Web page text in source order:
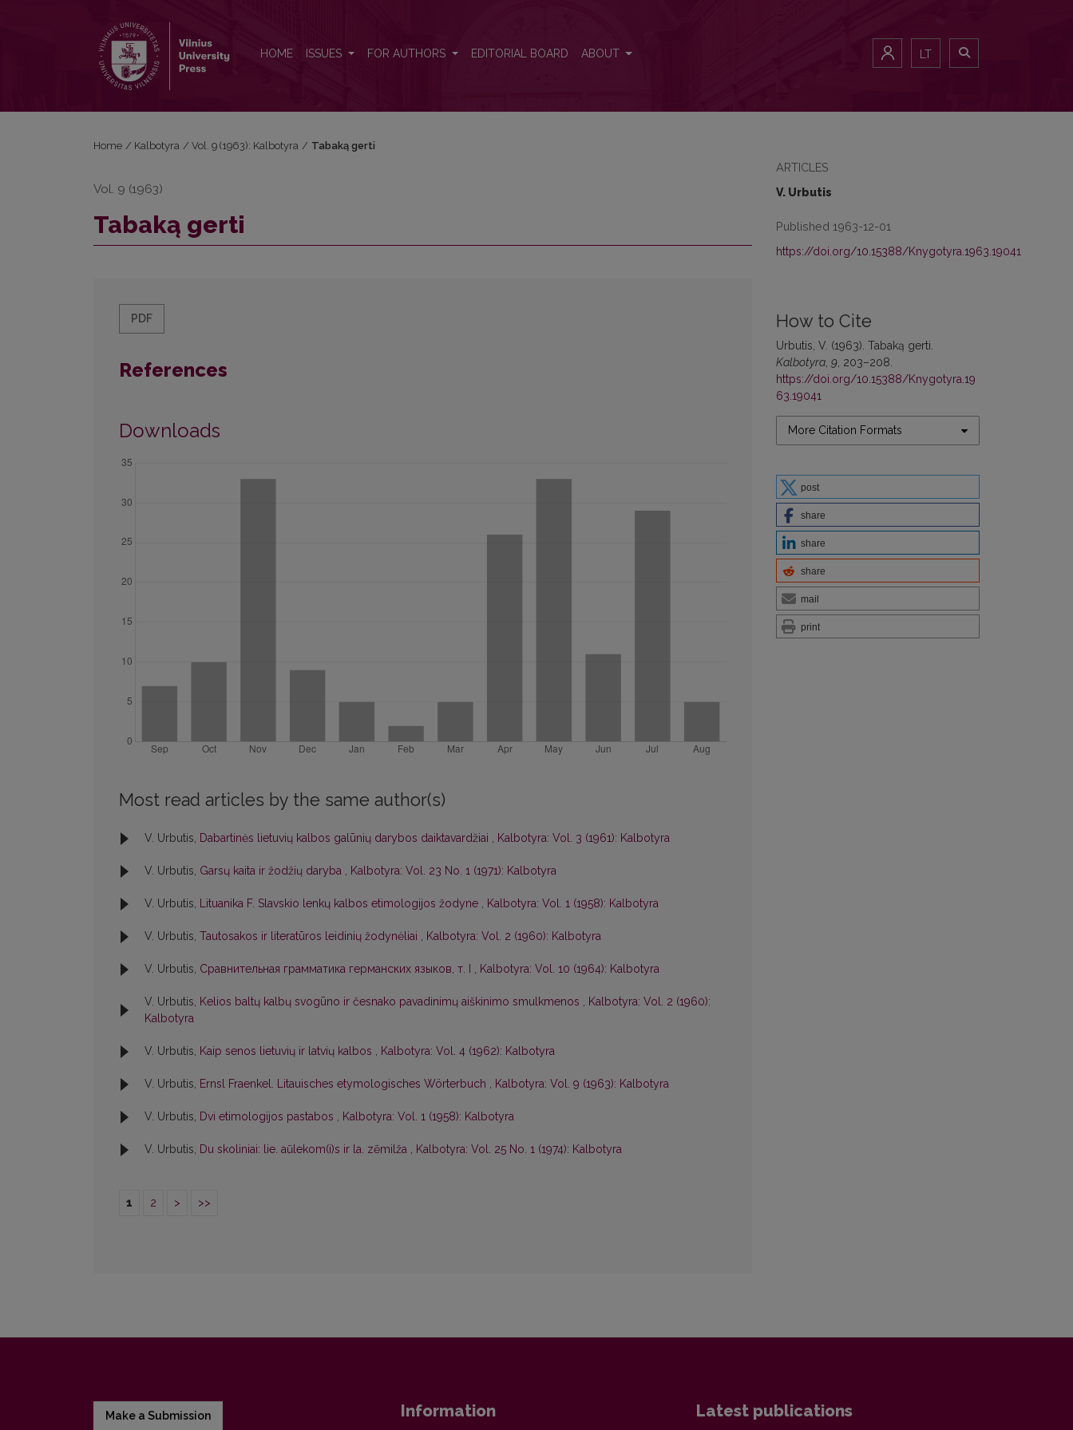
HOME ISSUES FOR AUTHORS EDITORIAL BOARD ABOUT LT
ARTICLES
V. Urbutis
Published 1963-12-01
https://doi.org/10.15388/Knygotyra.1963.19041
How to Cite
Urbutis, V. (1963). Tabaką gerti.
Kalbotyra 9 , 203–208.
https://doi.org/10.15388/Knygotyra.19
63.19041
More Citation Formats
post
share
share
share
mail
print
Home / Kalbotyra / Vol. 9 (1963): Kalbotyra / Tabaką gerti
Vol. 9 (1963)
Tabaką gerti
PDF
References
Downloads
Most read articles by the same author(s)
V. Urbutis, Dabartinės lietuvių kalbos galūnių darybos daiktavardžiai , Kalbotyra: Vol. 3 (1961): Kalbotyra
V. Urbutis, Garsų kaita ir žodžių daryba , Kalbotyra: Vol. 23 No. 1 (1971): Kalbotyra
V. Urbutis, Lituanika F. Slavskio lenkų kalbos etimologijos žodyne , Kalbotyra: Vol. 1 (1958): Kalbotyra
V. Urbutis, Tautosakos ir literatūros leidinių žodynėliai , Kalbotyra: Vol. 2 (1960): Kalbotyra
V. Urbutis, Сравнительная грамматика германских языков, т. I , Kalbotyra: Vol. 10 (1964): Kalbotyra
V. Urbutis, Kelios baltų kalbų svogūno ir česnako pavadinimų aiškinimo smulkmenos , Kalbotyra: Vol. 2 (1960):
Kalbotyra
V. Urbutis, Kaip senos lietuvių ir latvių kalbos , Kalbotyra: Vol. 4 (1962): Kalbotyra
V. Urbutis, Ernsl Fraenkel. Litauisches etymologisches Wörterbuch , Kalbotyra: Vol. 9 (1963): Kalbotyra
V. Urbutis, Dvi etimologijos pastabos , Kalbotyra: Vol. 1 (1958): Kalbotyra
V. Urbutis, Du skoliniai: lie. aũlekom(i)s ir la. zẽmilža , Kalbotyra: Vol. 25 No. 1 (1974): Kalbotyra
1 2 > >>
Make a Submission Information Latest publications